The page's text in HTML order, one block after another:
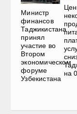
Министр
финансов
Таджикистана
принял
участие во
Втором
экономическом
форуме
Узбекистана
на